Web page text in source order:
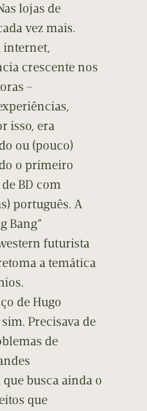
lojas de
vez mais.
internet,
crescente nos
–
isso, era
ou (pouco)
o primeiro
BD com
português. A
Bang”
futurista
a temática
de Hugo
Precisava de
de
busca ainda o
que